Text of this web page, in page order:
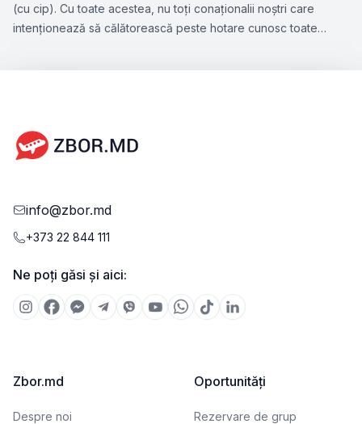
(cu cip). Cu toate acestea, nu toți conaționalii noștri care
intenționează să călătorească peste hotare cunosc toate
info@zbor.md
+373 22 844 111
Ne poți găsi și aici:
Zbor.md
Despre noi
Oportunități
Rezervare de grup